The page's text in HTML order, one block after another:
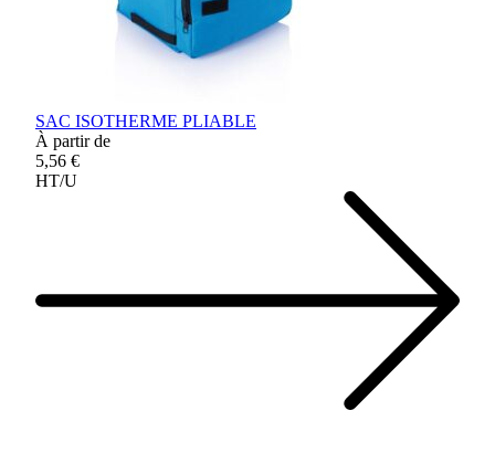
SAC ISOTHERME PLIABLE
À partir de
5,56 €
HT/U